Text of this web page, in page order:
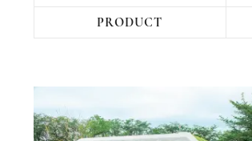
PRODUCT